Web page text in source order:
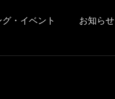
・イベント お知らせ